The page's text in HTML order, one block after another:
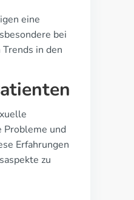
eine
bei
in den
Probleme und
Erfahrungen
zu